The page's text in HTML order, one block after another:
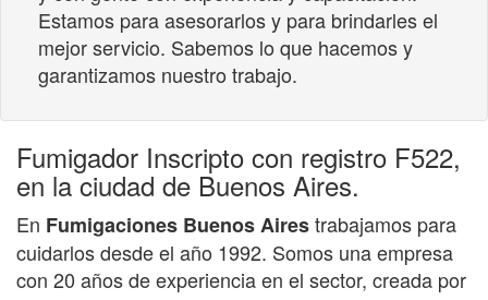
Estamos para asesorarlos y para brindarles el
mejor servicio. Sabemos lo que hacemos y
garantizamos nuestro trabajo.
Fumigador Inscripto con registro F522,
en la ciudad de Buenos Aires.
En Fumigaciones Buenos Airestrabajamos para
cuidarlos desde el año 1992. Somos una empresa
con 20 años de experiencia en el sector, creada por